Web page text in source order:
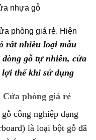
nhựa gỗ
phòng giá rẻ. Hiện
rất nhiều loại mẫu
gỗ tự nhiên, cửa
lợi thế khi sử dụng
phòng giá rẻ
công nghiệp dạng
là loại bột gỗ đã